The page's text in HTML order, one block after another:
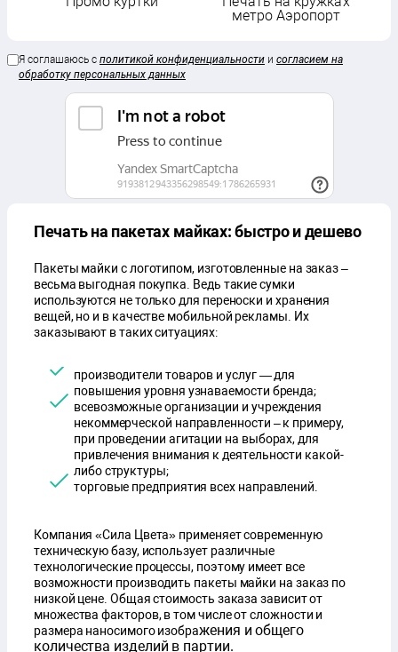
метро Аэропорт
Я соглашаюсь с политикой конфиденциальности и согласием на
обработку персональных данных
Печать на пакетах майках: быстро и дешево
Пакеты майки с логотипом, изготовленные на заказ –
весьма выгодная покупка. Ведь такие сумки
используются не только для переноски и хранения
вещей, но и в качестве мобильной рекламы. Их
заказывают в таких ситуациях:
производители товаров и услуг — для
повышения уровня узнаваемости бренда;
всевозможные организации и учреждения
некоммерческой направленности – к примеру,
при проведении агитации на выборах, для
привлечения внимания к деятельности какой-
либо структуры;
торговые предприятия всех направлений.
Компания «Сила Цвета» применяет современную
техническую базу, использует различные
технологические процессы, поэтому имеет все
возможности производить пакеты майки на заказ по
низкой цене. Общая стоимость заказа зависит от
множества факторов, в том числе от сложности и
размера наносимого изображения и общего
количества изделий в партии.